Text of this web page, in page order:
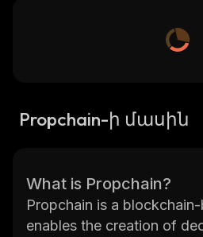
Propchain-ի մասին
What is Propchain?
Propchain is a
enables the creation of